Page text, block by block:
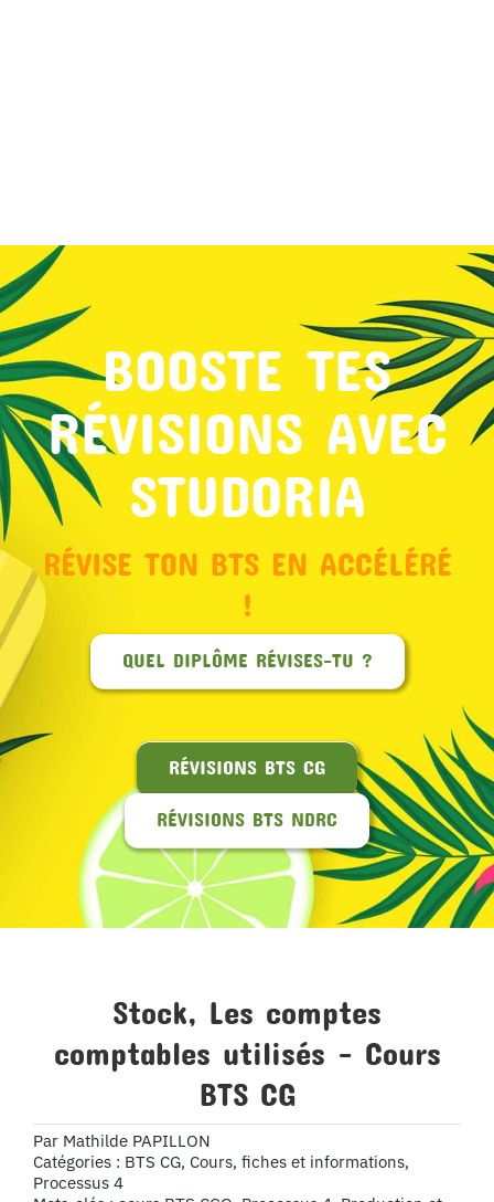
BOOSTE TES
RÉVISIONS AVEC
STUDORIA
RÉVISE TON BTS EN ACCÉLÉRÉ
!
QUEL DIPLÔME RÉVISES-TU ?
RÉVISIONS BTS CG
RÉVISIONS BTS NDRC
Stock, Les comptes
comptables utilisés – Cours
BTS CG
Par Mathilde PAPILLON
Catégories : BTS CG, Cours, fiches et informations,
Processus 4